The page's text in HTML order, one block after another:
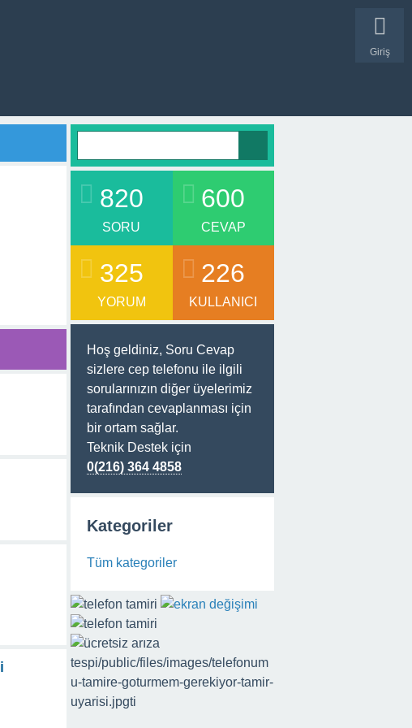
Giriş
820
SORU
600
CEVAP
325
YORUM
226
KULLANICI
Hoş geldiniz, Soru Cevap
sizlere cep telefonu ile ilgili
sorularınızın diğer üyelerimiz
tarafından cevaplanması için
bir ortam sağlar.
Teknik Destek için
0(216) 364 4858
Kategoriler
Tüm kategoriler